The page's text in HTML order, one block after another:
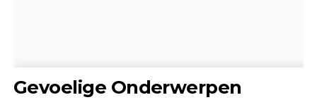
Gevoelige Onderwerpen